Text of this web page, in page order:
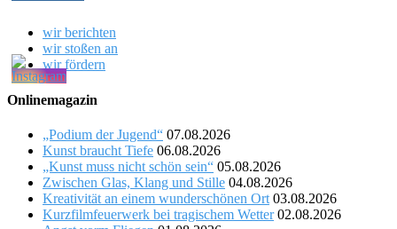
wir berichten
wir stoßen an
wir fördern
Onlinemagazin
„Podium der Jugend“ 07.08.2026
Kunst braucht Tiefe 06.08.2026
„Kunst muss nicht schön sein“ 05.08.2026
Zwischen Glas, Klang und Stille 04.08.2026
Kreativität an einem wunderschönen Ort 03.08.2026
Kurzfilmfeuerwerk bei tragischem Wetter 02.08.2026